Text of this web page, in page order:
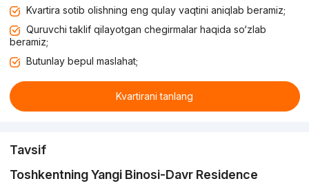
Kvartira sotib olishning eng qulay vaqtini aniqlab beramiz;
Quruvchi taklif qilayotgan chegirmalar haqida so‘zlab
beramiz;
Butunlay bepul maslahat;
Kvartirani tanlang
Tavsif
Toshkentning Yangi Binosi-Davr Residence